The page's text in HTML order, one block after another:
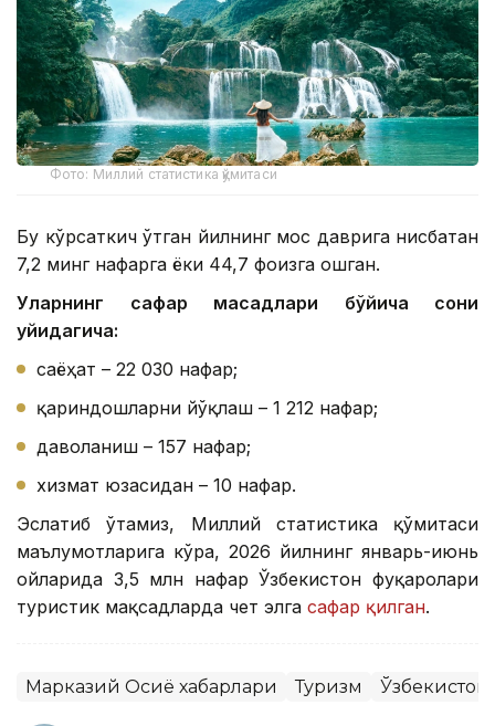
Фото: Миллий статистика қўмитаси
Бу кўрсаткич ўтган йилнинг мос даврига нисбатан
7,2 минг нафарга ёки 44,7 фоизга ошган.
Уларнинг сафар мақсадлари бўйича сони
қуйидагича:
саёҳат – 22 030 нафар;
қариндошларни йўқлаш – 1 212 нафар;
даволаниш – 157 нафар;
хизмат юзасидан – 10 нафар.
Эслатиб ўтамиз, Миллий статистика қўмитаси
маълумотларига кўра, 2026 йилнинг январь-июнь
ойларида 3,5 млн нафар Ўзбекистон фуқаролари
туристик мақсадларда чет элга сафар қилган.
Марказий Осиё хабарлари Туризм Ўзбекистон